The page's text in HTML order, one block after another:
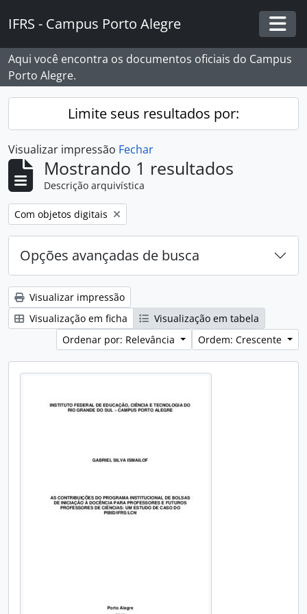
IFRS - Campus Porto Alegre
Aqui você encontra os documentos oficiais do Campus
Porto Alegre.
Limite seus resultados por:
Visualizar impressão Fechar
Mostrando 1 resultados
Descrição arquivística
Remover filtro:
Com objetos digitais
Opções avançadas de busca
Visualizar impressão
Visualização em ficha
Visualização em tabela
Ordenar por: Relevância
Ordem: Crescente